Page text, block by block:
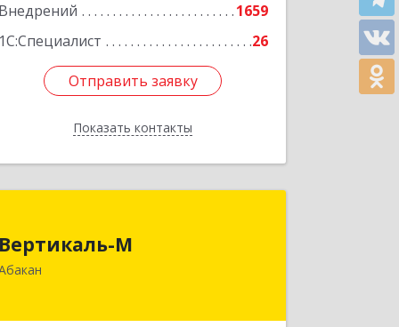
Внедрений
1659
1С:Специалист
26
Отправить заявку
Показать контакты
этаж 3, пом.2, оф.301
Отправить заявку
Назад
Вертикаль-М
Чертыгашева ул, дом № 124, кв.97Н